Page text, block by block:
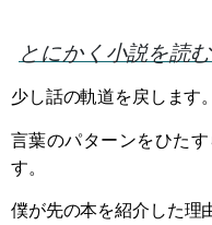
とにかく小説を読む
少し話の軌道を戻します。
言葉のパターンをひた
す。
僕が先の本を紹介した理